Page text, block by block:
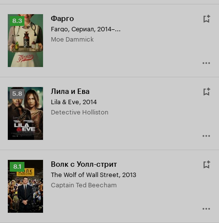
Рейтинг
Кинопоиска
8.3
8.3 Фарго
Fargo, Сериал, 2014–...
Moe Dammick
Рейтинг
Кинопоиска
5.8
5.8 Лила и Ева
Lila & Eve, 2014
Detective Holliston
Рейтинг
Кинопоиска
8.1
8.1 Волк с Уолл-стрит
The Wolf of Wall Street, 2013
Captain Ted Beecham